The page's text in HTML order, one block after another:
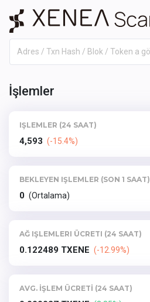
İşlemler
IŞLEMLER (24 SAAT)
4,593 (-15.4%)
BEKLEYEN IŞLEMLER (SON 1 SAAT)
0 (Ortalama)
AĞ IŞLEMLERI ÜCRETI (24 SAAT)
0.122489 TXENE (-12.99%)
AVG. İŞLEM ÜCRETİ (24 SAAT)